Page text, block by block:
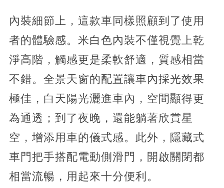
內裝細節上，這款車同樣照顧到了使用
者的體驗感。米白色內裝不僅視覺上乾
淨高階，觸感更是柔軟舒適，質感相當
不錯。全景天窗的配置讓車內採光效果
極佳，白天陽光灑進車內，空間顯得更
為通透；到了夜晚，還能躺著欣賞星
空，增添用車的儀式感。此外，隱藏式
車門把手搭配電動側滑門，開啟關閉都
相當流暢，用起來十分便利。